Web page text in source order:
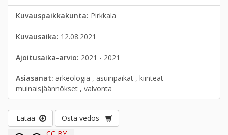
Kuvauspaikkakunta: Pirkkala
Kuvausaika: 12.08.2021
Ajoitusaika-arvio: 2021 - 2021
Asiasanat: arkeologia , asuinpaikat , kiinteät
muinaisjäännökset , valvonta
Lataa
Osta vedos